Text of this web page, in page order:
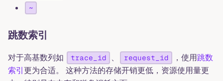
~
跳数索引
对于高基数列如 trace_id 、 request_id ，使用跳数
索引更为合适。 这种方法的存储开销更低，资源使用量更